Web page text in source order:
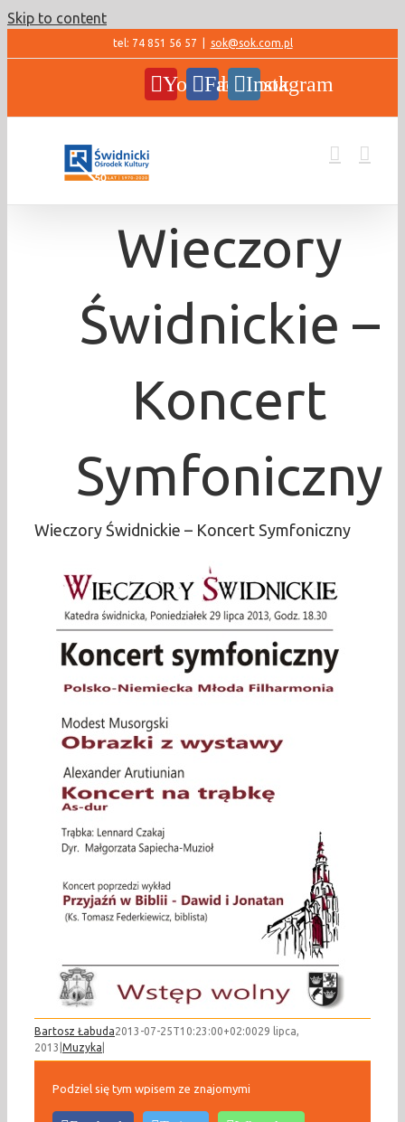
Skip to content
tel: 74 851 56 57 sok@sok.com.pl
YouTubeFacebookInstagram
Wieczory
Świdnickie –
Koncert
Symfoniczny
Wieczory Świdnickie – Koncert Symfoniczny
Bartosz Łabuda2013-07-25T10:23:00+02:0029 lipca,
2013 Muzyka
Podziel się tym wpisem ze znajomymi